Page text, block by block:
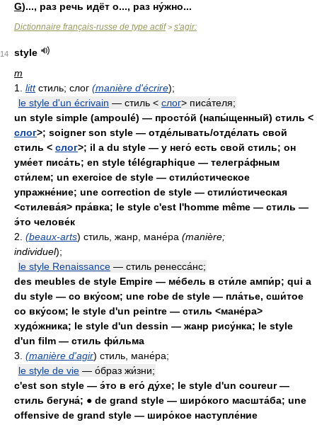
G)..., раз речь идёт о..., раз ну́жно...
Dictionnaire français-russe de type actif> s'agir:
14
style
m
1. littстиль; слог (manière d'écrire);
le style d'un écrivain — стиль < слог> писа́теля;
un style simple (ampoulé) — просто́й (напы́щенный) стиль <
слог>; soigner son style — отде́лывать/отде́лать свой
стиль < слог>; il a du style — у него́ есть свой стиль; он
уме́ет писа́ть; en style télégraphique — телегра́фным
сти́лем; un exercice de style — стили́стическое
упражне́ние; une correction de style — стили́стическая
<стилева́я> пра́вка; le style c'est l'homme même — стиль —
э́то челове́к
2. (beaux-arts) стиль, жанр, мане́ра (manière;
individuel);
le style Renaissance — стиль ренесса́нс;
des meubles de style Empire — ме́бель в сти́ле ампи́р; qui a
du style — со вку́сом; une robe de style — пла́тье, сши́тое
со вку́сом; le style d'un peintre — стиль <мане́ра>
худо́жника; le style d'un dessin — жанр рису́нка; le style
d'un film — стиль фи́льма
3. (manière d'agir) стиль, мане́ра;
le style de vie — о́браз жи́зни;
c'est son style — э́то в его́ ду́хе; le style d'un coureur —
стиль бегуна́; ● de grand style — широ́кого масшта́ба; une
offensive de grand style — широ́кое наступле́ние